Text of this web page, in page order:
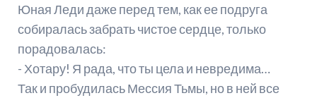
Юная Леди даже перед тем, как ее подруга
собиралась забрать чистое сердце, только
порадовалась:
- Хотару! Я рада, что ты цела и невредима…
Так и пробудилась Мессия Тьмы, но в ней все